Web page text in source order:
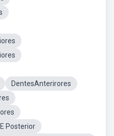
DentesAnterirores
Posterior